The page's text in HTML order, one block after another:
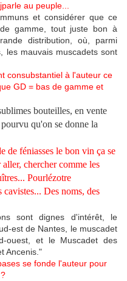
au peuple...
et considérer que ce
gamme, tout juste bon à
distribution, où, parmi
les mauvais muscadets sont
consubstantiel à l'auteur ce
GD = bas de gamme et
bouteilles, en vente
qu'on se donne la
de féniasses le bon vin ça se
chercher comme les
Pourlézotre
Des noms, des
sont dignes d'intérêt, le
est de Nantes, le muscadet
ouest, et le Muscadet des
Ancenis."
se fonde l'auteur pour